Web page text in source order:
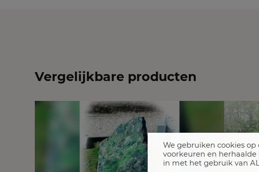
Vergelijkbare producten
We gebruiken cookies
voorkeuren en
in met het gebruik van